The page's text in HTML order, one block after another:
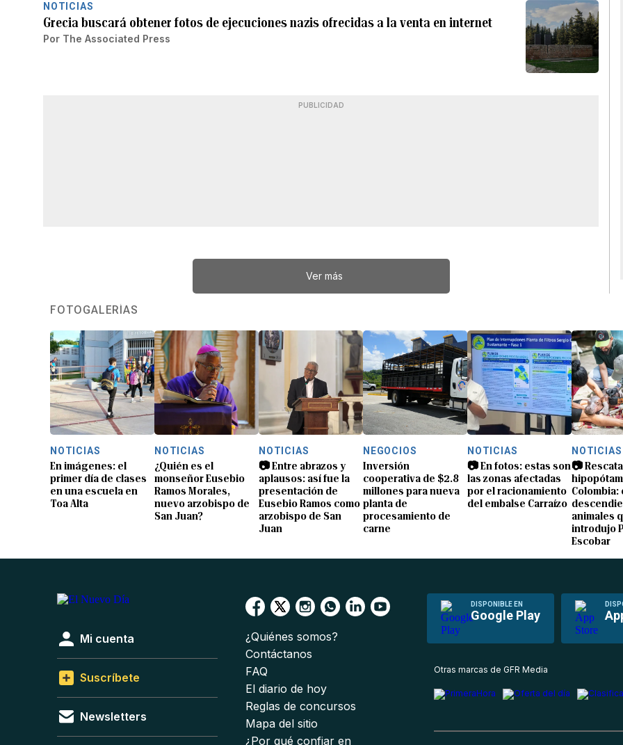
NOTICIAS
Grecia buscará obtener fotos de ejecuciones nazis ofrecidas a la venta en internet
Por The Associated Press
PUBLICIDAD
Ver más
FOTOGALERÍAS
NOTICIAS
En imágenes: el
primer día de clases
en una escuela en
Toa Alta
NOTICIAS
¿Quién es el
monseñor Eusebio
Ramos Morales,
nuevo arzobispo de
San Juan?
NOTICIAS
📷 Entre abrazos y
aplausos: así fue la
presentación de
Eusebio Ramos como
arzobispo de San
Juan
NEGOCIOS
Inversión
cooperativa de $2.8
millones para nueva
planta de
procesamiento de
carne
NOTICIAS
📷 En fotos: estas son
las zonas afectadas
por el racionamiento
del embalse Carraízo
NOTICIAS
📷
Colombia:
animales
introdujo
Escobar
DISPONIBLE EN
Google Play
Mi cuenta
Suscríbete
Newsletters
¿Quiénes somos?
Contáctanos
FAQ
El diario de hoy
Reglas de concursos
Mapa del sitio
¿Por qué confiar en
Otras marcas de GFR Media